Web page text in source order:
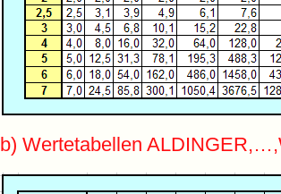
b) Wertetabellen